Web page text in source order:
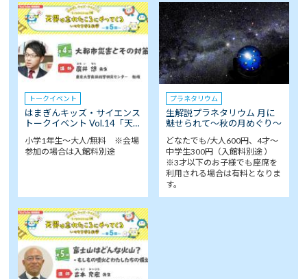
トークイベント
はまぎんキッズ・サイエンス
トークイベント Vol.14「天…
小学1年生～大人/無料 ※会場
参加の場合は入館料別途
プラネタリウム
生解説プラネタリウム 月に
魅せられて～秋の月めぐり～
どなたでも/大人600円、4才～
中学生300円（入館料別途 ）
※3才以下のお子様でも座席を
利用される場合は有料となりま
す。